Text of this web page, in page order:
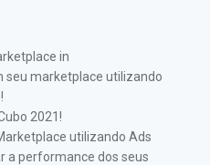
in
seu marketplace utilizando
2021!
utilizando Ads
a performance dos seus